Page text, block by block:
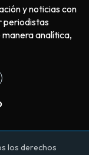
y noticias con
periodistas
analítica,
los derechos